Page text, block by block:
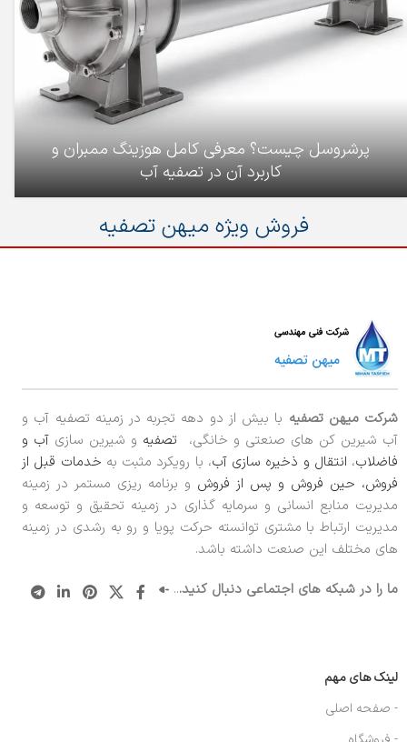
پرشروسل چیست؟ معرفی کامل هوزینگ ممبران و
کاربرد آن در تصفیه آب
فروش ویژه میهن تصفیه
شرکت میهن تصفیه با بیش از دو دهه تجربه در زمینه تصفیه آب و
آب شیرین کن های صنعتی و خانگی،
تصفیه و شیرین سازی آب و
فاضلاب، انتقال و ذخیره سازی آب، با رویکرد مثبت به خدمات قبل از
فروش، حین فروش و پس از فروش و برنامه ریزی مستمر در زمینه
مدیریت منابع انسانی و سرمایه گذاری در زمینه تحقیق و توسعه و
مدیریت ارتباط با مشتری توانسته حرکت پویا و رو به رشدی در زمینه
های مختلف این صنعت داشته باشد.
ما را در شبکه های اجتماعی دنبال کنید...
لینک های مهم
- صفحه اصلی